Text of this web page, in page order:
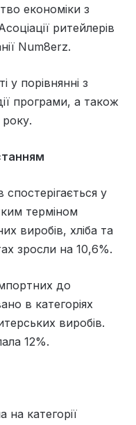
економіки з
ритейлерів
Num8erz.
у порівнянні з
програми, а також
року.
у
терміном
виробів, хліба та
зросли на 10,6%.
до
в категоріях
виробів.
12%.
на категорії